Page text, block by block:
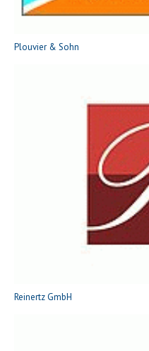
Plouvier & Sohn
Reinertz GmbH